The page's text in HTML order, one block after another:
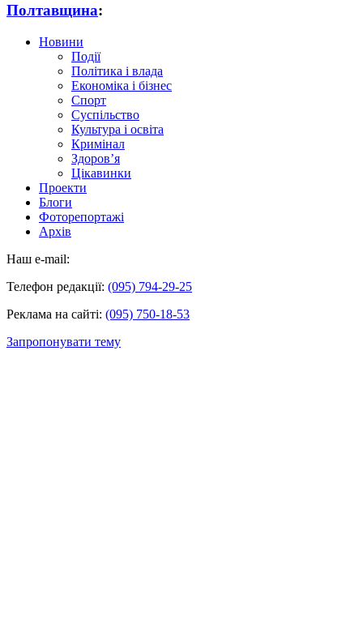
Полтавщина:
Новини
Події
Політика і влада
Економіка і бізнес
Спорт
Суспільство
Культура і освіта
Кримінал
Здоров’я
Цікавинки
Проекти
Блоги
Фоторепортажі
Архів
Наш e-mail:
Телефон редакції: (095) 794-29-25
Реклама на сайті: (095) 750-18-53
Запропонувати тему